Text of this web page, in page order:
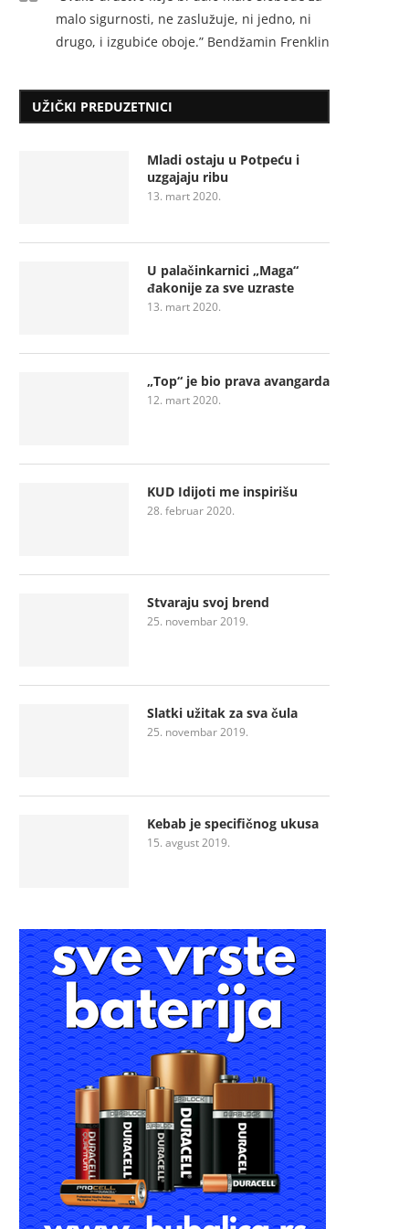
malo sigurnosti, ne zaslužuje, ni jedno, ni
drugo, i izgubiće oboje.” Bendžamin Frenklin
UŽIČKI PREDUZETNICI
Mladi ostaju u Potpeću i
uzgajaju ribu
13. mart 2020.
U palačinkarnici „Maga“
đakonije za sve uzraste
13. mart 2020.
„Top“ je bio prava avangarda
12. mart 2020.
KUD Idijoti me inspirišu
28. februar 2020.
Stvaraju svoj brend
25. novembar 2019.
Slatki užitak za sva čula
25. novembar 2019.
Kebab je specifičnog ukusa
15. avgust 2019.